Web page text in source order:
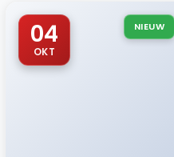
04
OKT
NIEUW